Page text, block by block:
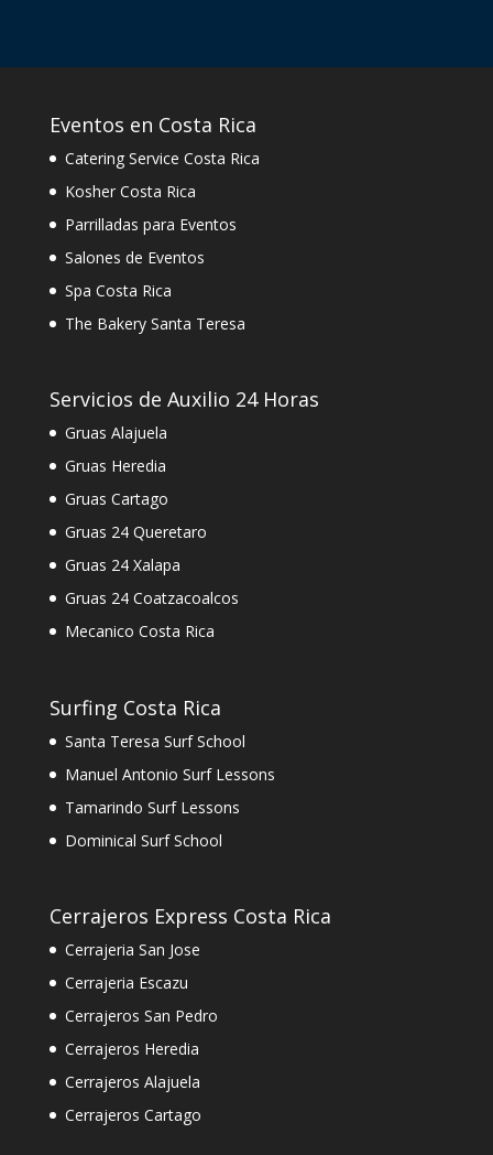
Eventos en Costa Rica
Catering Service Costa Rica
Kosher Costa Rica
Parrilladas para Eventos
Salones de Eventos
Spa Costa Rica
The Bakery Santa Teresa
Servicios de Auxilio 24 Horas
Gruas Alajuela
Gruas Heredia
Gruas Cartago
Gruas 24 Queretaro
Gruas 24 Xalapa
Gruas 24 Coatzacoalcos
Mecanico Costa Rica
Surfing Costa Rica
Santa Teresa Surf School
Manuel Antonio Surf Lessons
Tamarindo Surf Lessons
Dominical Surf School
Cerrajeros Express Costa Rica
Cerrajeria San Jose
Cerrajeria Escazu
Cerrajeros San Pedro
Cerrajeros Heredia
Cerrajeros Alajuela
Cerrajeros Cartago